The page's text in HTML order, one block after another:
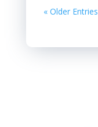
« Older Entries